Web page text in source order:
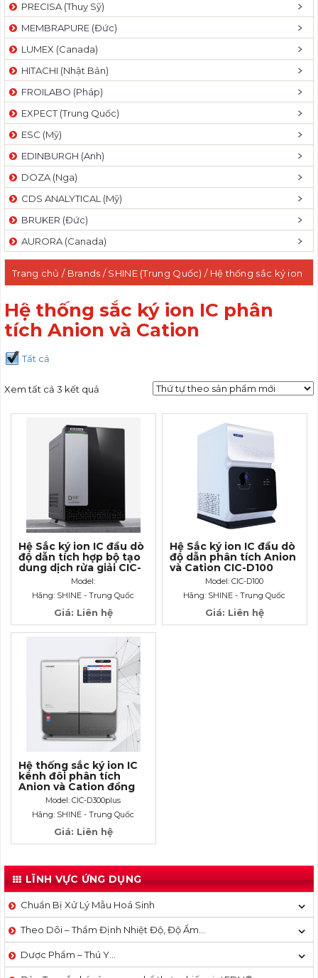
PRECISA (Thuỵ Sỹ)
MEMBRAPURE (Đức)
LUMEX (Canada)
HITACHI (Nhật Bản)
FROILABO (Pháp)
EXPECT (Trung Quốc)
ESC (Mỹ)
EDINBURGH (Anh)
DOZA (Nga)
CDS ANALYTICAL (Mỹ)
BRUKER (Đức)
AURORA (Canada)
Trang chủ / Brands /SHINE (Trung Quốc) / Hệ thống sắc ký ion
IC phân tích Anion và Cation
Hệ thống sắc ký ion IC phân
tích Anion và Cation
Tất cả
Xem tất cả 3 kết quả
Hệ Sắc ký ion IC đầu dò
độ dẫn tích hợp bộ tạo
dung dịch rửa giải CIC-
Model:
Hãng: SHINE - Trung Quốc
Giá: Liên hệ
Hệ Sắc ký ion IC đầu dò
độ dẫn phân tích Anion
và Cation CIC-D100
Model: CIC-D100
Hãng: SHINE - Trung Quốc
Giá: Liên hệ
Hệ thống sắc ký ion IC
kênh đôi phân tích
Anion và Cation đồng
Model: CIC-D300plus
Hãng: SHINE - Trung Quốc
Giá: Liên hệ
LĨNH VỰC ỨNG DỤNG
Chuẩn Bị Xử Lý Mẫu Hoá Sinh
Theo Dõi – Thẩm Định Nhiệt Độ, Độ Ẩm…
Dược Phẩm – Thú Y…